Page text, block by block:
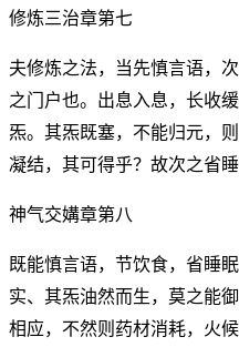
修炼三治章第七
夫修炼之法，当先慎言语，
之门户也。出息入息，长收
炁。其炁既塞，不能归元，
凝结，其可得乎？故次之省睡
神气交媾章第八
既能慎言语，节饮食，省睡
实、其炁油然而生，莫之能
相应，不然则药材消耗，火